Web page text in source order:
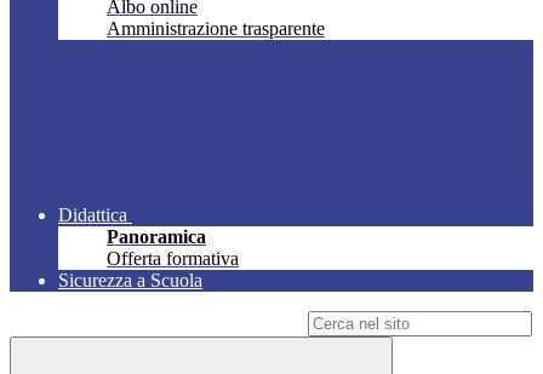
Albo online
Amministrazione trasparente
Didattica
Panoramica
Offerta formativa
Sicurezza a Scuola